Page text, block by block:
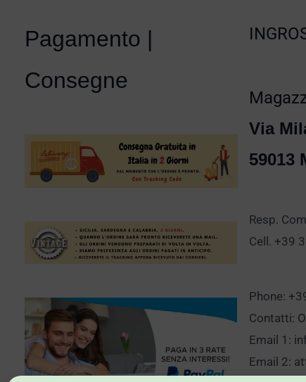
Pagamento |
Consegne
Via
59013
Resp.
Cell. +39
Phone:
Contatti:
Email 1:
Email 2: